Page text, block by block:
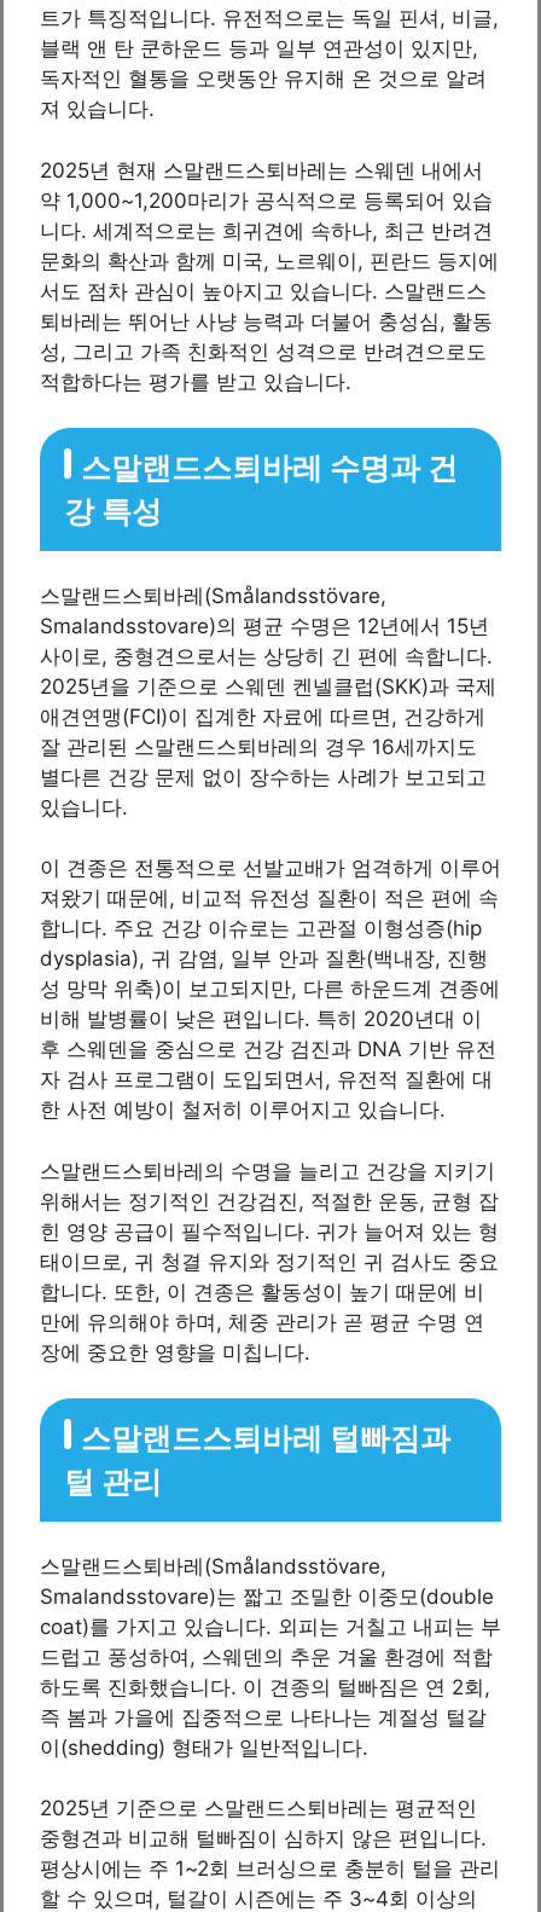
트가 특징적입니다. 유전적으로는 독일 핀셔, 비글,
블랙 앤 탄 쿤하운드 등과 일부 연관성이 있지만,
독자적인 혈통을 오랫동안 유지해 온 것으로 알려
져 있습니다.
2025년 현재 스말랜드스퇴바레는 스웨덴 내에서
약 1,000~1,200마리가 공식적으로 등록되어 있습
니다. 세계적으로는 희귀견에 속하나, 최근 반려견
문화의 확산과 함께 미국, 노르웨이, 핀란드 등지에
서도 점차 관심이 높아지고 있습니다. 스말랜드스
퇴바레는 뛰어난 사냥 능력과 더불어 충성심, 활동
성, 그리고 가족 친화적인 성격으로 반려견으로도
적합하다는 평가를 받고 있습니다.
스말랜드스퇴바레 수명과 건
강 특성
스말랜드스퇴바레(Smålandsstövare,
Smalandsstovare)의 평균 수명은 12년에서 15년
사이로, 중형견으로서는 상당히 긴 편에 속합니다.
2025년을 기준으로 스웨덴 켄넬클럽(SKK)과 국제
애견연맹(FCI)이 집계한 자료에 따르면, 건강하게
잘 관리된 스말랜드스퇴바레의 경우 16세까지도
별다른 건강 문제 없이 장수하는 사례가 보고되고
있습니다.
이 견종은 전통적으로 선발교배가 엄격하게 이루어
져왔기 때문에, 비교적 유전성 질환이 적은 편에 속
합니다. 주요 건강 이슈로는 고관절 이형성증(hip
dysplasia), 귀 감염, 일부 안과 질환(백내장, 진행
성 망막 위축)이 보고되지만, 다른 하운드계 견종에
비해 발병률이 낮은 편입니다. 특히 2020년대 이
후 스웨덴을 중심으로 건강 검진과 DNA 기반 유전
자 검사 프로그램이 도입되면서, 유전적 질환에 대
한 사전 예방이 철저히 이루어지고 있습니다.
스말랜드스퇴바레의 수명을 늘리고 건강을 지키기
위해서는 정기적인 건강검진, 적절한 운동, 균형 잡
힌 영양 공급이 필수적입니다. 귀가 늘어져 있는 형
태이므로, 귀 청결 유지와 정기적인 귀 검사도 중요
합니다. 또한, 이 견종은 활동성이 높기 때문에 비
만에 유의해야 하며, 체중 관리가 곧 평균 수명 연
장에 중요한 영향을 미칩니다.
스말랜드스퇴바레 털빠짐과
털 관리
스말랜드스퇴바레(Smålandsstövare,
Smalandsstovare)는 짧고 조밀한 이중모(double
coat)를 가지고 있습니다. 외피는 거칠고 내피는 부
드럽고 풍성하여, 스웨덴의 추운 겨울 환경에 적합
하도록 진화했습니다. 이 견종의 털빠짐은 연 2회,
즉 봄과 가을에 집중적으로 나타나는 계절성 털갈
이(shedding) 형태가 일반적입니다.
2025년 기준으로 스말랜드스퇴바레는 평균적인
중형견과 비교해 털빠짐이 심하지 않은 편입니다.
평상시에는 주 1~2회 브러싱으로 충분히 털을 관리
할 수 있으며, 털갈이 시즌에는 주 3~4회 이상의